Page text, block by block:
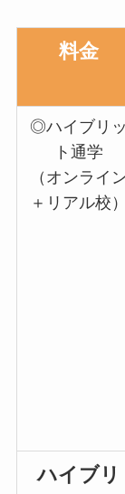
料金
◎ハイブリッ
ト通学
（オンライ
＋リアル校）
ハイブリ